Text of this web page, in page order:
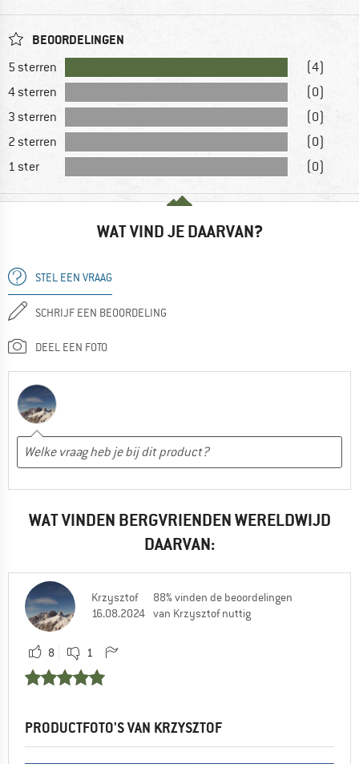
BEOORDELINGEN
5 sterren
(4)
4 sterren
(0)
3 sterren
(0)
2 sterren
(0)
1 ster
(0)
WAT VIND JE DAARVAN?
STEL EEN VRAAG
SCHRIJF EEN BEOORDELING
DEEL EEN FOTO
WAT VINDEN BERGVRIENDEN WERELDWIJD
DAARVAN:
Krzysztof
16.08.2024
88% vinden de beoordelingen
van Krzysztof nuttig
8 1
PRODUCTFOTO'S VAN KRZYSZTOF